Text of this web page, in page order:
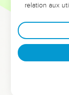
Dans cette
clés pour
deviennent vos
équipe, un
relation aux